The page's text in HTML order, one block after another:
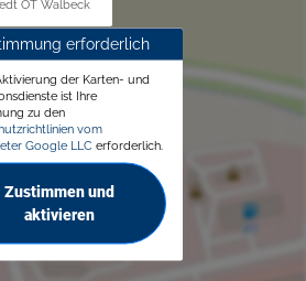
OT Walbeck
erforderlich
der Karten- und
ist Ihre
zu den
vom
Google LLC erforderlich.
Zustimmen und
aktivieren